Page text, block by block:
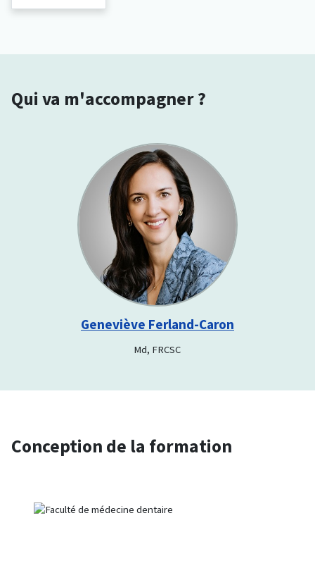
Qui va m'accompagner ?
Geneviève Ferland-Caron
Md, FRCSC
Conception de la formation